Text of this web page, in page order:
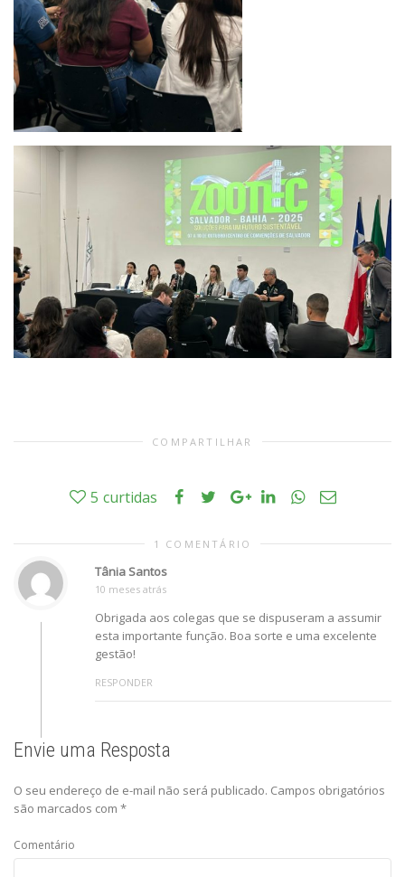
COMPARTILHAR
5 curtidas
1 COMENTÁRIO
Tânia Santos
10 meses atrás
Obrigada aos colegas que se dispuseram a assumir
esta importante função. Boa sorte e uma excelente
gestão!
RESPONDER
Envie uma Resposta
O seu endereço de e-mail não será publicado. Campos obrigatórios
são marcados com *
Comentário